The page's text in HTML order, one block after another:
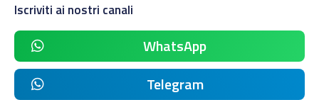
Iscriviti ai nostri canali
WhatsApp
Telegram